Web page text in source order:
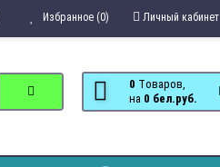
Личный кабинет
Избранное (0)
0 Tоваров,
на
0 бел.руб.